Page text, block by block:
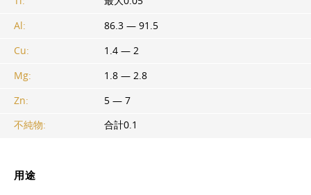
Al:
86.3 — 91.5
Cu:
1.4 — 2
Mg:
1.8 — 2.8
Zn:
5 — 7
不純物:
合計0.1
用途